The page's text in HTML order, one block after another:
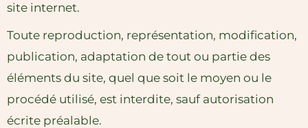
site internet.
Toute reproduction, représentation, modification,
publication, adaptation de tout ou partie des
éléments du site, quel que soit le moyen ou le
procédé utilisé, est interdite, sauf autorisation
écrite préalable.